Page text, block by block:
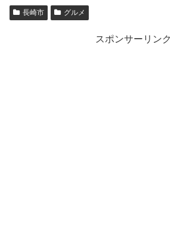
長崎市 グルメ
スポンサーリンク